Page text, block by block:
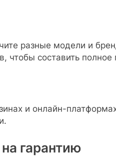
разные модели и
чтобы составить
и онлайн-
гарантию